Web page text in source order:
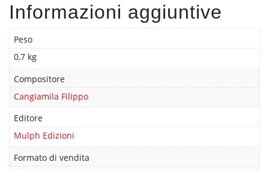
Informazioni aggiuntive
Peso
0,7 kg
Compositore
Cangiamila Filippo
Editore
Mulph Edizioni
Formato di vendita